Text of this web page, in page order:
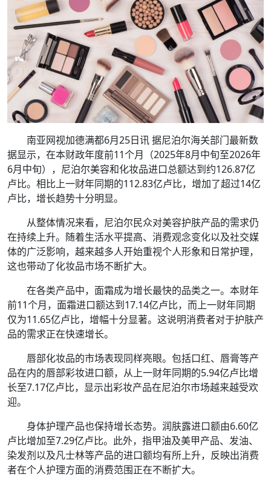
南亚网视加德满都6月25日讯 据尼泊尔海关部门最新数
据显示，在本财政年度前11个月（2025年8月中旬至2026年
6月中旬），尼泊尔美容和化妆品进口总额达到约126.87亿
卢比。相比上一财年同期的112.83亿卢比，增加了超过14亿
卢比，增长趋势十分明显。
从整体情况来看，尼泊尔民众对美容护肤产品的需求仍
在持续上升。随着生活水平提高、消费观念变化以及社交媒
体的广泛影响，越来越多人开始重视个人形象和日常护理，
这也带动了化妆品市场不断扩大。
在各类产品中，面霜成为增长最快的品类之一。本财年
前11个月，面霜进口额达到17.14亿卢比，而上一财年同期
仅为11.65亿卢比，增幅十分显著。这说明消费者对于护肤产
品的需求正在快速增长。
唇部化妆品的市场表现同样亮眼。包括口红、唇膏等产
品在内的唇部彩妆进口额，从上一财年同期的5.94亿卢比增
长至7.17亿卢比，显示出彩妆产品在尼泊尔市场越来越受欢
迎。
身体护理产品也保持增长态势。润肤露进口额由6.60亿
卢比增加至7.29亿卢比。此外，指甲油及美甲产品、发油、
染发剂以及凡士林等产品的进口额均有所上升，反映出消费
者在个人护理方面的消费范围正在不断扩大。